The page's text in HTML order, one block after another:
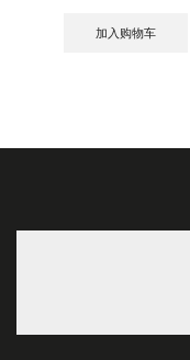
加入购物车